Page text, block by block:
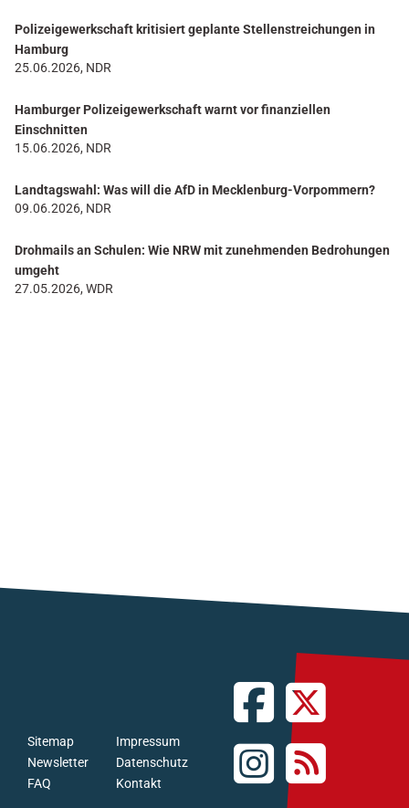
Polizeigewerkschaft kritisiert geplante Stellenstreichungen in
Hamburg
25.06.2026, NDR
Hamburger Polizeigewerkschaft warnt vor finanziellen
Einschnitten
15.06.2026, NDR
Landtagswahl: Was will die AfD in Mecklenburg-Vorpommern?
09.06.2026, NDR
Drohmails an Schulen: Wie NRW mit zunehmenden Bedrohungen
umgeht
27.05.2026, WDR
FAQ
Newsletter
Sitemap
Kontakt
Datenschutz
Impressum